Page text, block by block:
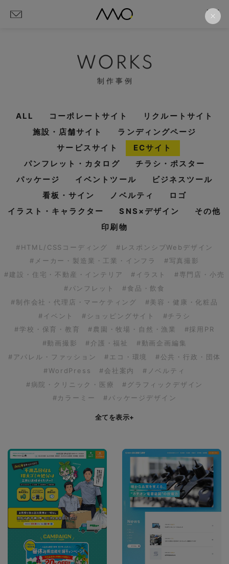
WORKS
制作事例
ALL コーポレートサイト
リクルートサイト
施設・店舗サイト
ランディングページ
サービスサイト
ECサイト
パンフレット・カタログ
チラシ・ポスター
パッケージ
イベントツール
ビジネスツール
看板・サイン
ノベルティ
ロゴ
イラスト・キャラクター
SNS×デザイン
その他
印刷物
#HTML/CSSコーディング
#レスポンシブWebデザイン
#メーカー・製造業・工業・インフラ
#写真撮影
#建設・住宅・不動産・インテリア
#イラスト
#専門店・小売
#パンフレット
#食品・飲食
#制作会社・代理店・マーケティング
#美容・健康・化粧品
#イベント
#ショッピングサイト
#チラシ
#学校・保育・教育
#農園・牧場・自然・漁業
#採用PR
#動画撮影
#介護・福祉
#動画企画編集
#アパレル・ファッション
#エコ・環境
#公共・行政・団体
#WordPress
#会社案内
#ノベルティ
#病院・クリニック・医療
#グラフィックデザイン
#カラーミー
#パッケージデザイン
全てを表示+